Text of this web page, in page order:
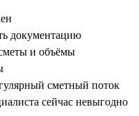
документацию
и объёмы
сметный поток
сейчас невыгодно